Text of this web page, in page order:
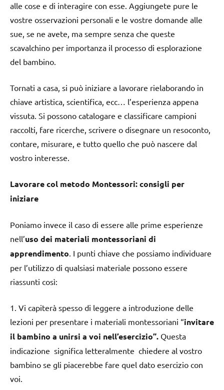
alle cose e di interagire con esse. Aggiungete pure le
vostre osservazioni personali e le vostre domande alle
sue, se ne avete, ma sempre senza che queste
scavalchino per importanza il processo di esplorazione
del bambino.
Tornati a casa, si può iniziare a lavorare rielaborando in
chiave artistica, scientifica, ecc… l’esperienza appena
vissuta. Si possono catalogare e classificare campioni
raccolti, fare ricerche, scrivere o disegnare un resoconto,
contare, misurare, e tutto quello che può nascere dal
vostro interesse.
Lavorare col metodo Montessori: consigli per
iniziare
Poniamo invece il caso di essere alle prime esperienze
nell’uso dei materiali montessoriani di
apprendimento . I punti chiave che possiamo individuare
per l’utilizzo di qualsiasi materiale possono essere
riassunti così:
1. Vi capiterà spesso di leggere a introduzione delle
lezioni per presentare i materiali montessoriani “invitare
il bambino a unirsi a voi nell’esercizio”. Questa
indicazione significa letteralmente chiedere al vostro
bambino se gli piacerebbe fare quel dato esercizio con
voi.